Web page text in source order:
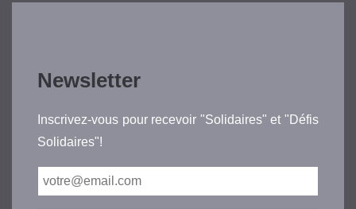
Newsletter
Inscrivez-vous pour recevoir "Solidaires" et "Défis
Solidaires"!